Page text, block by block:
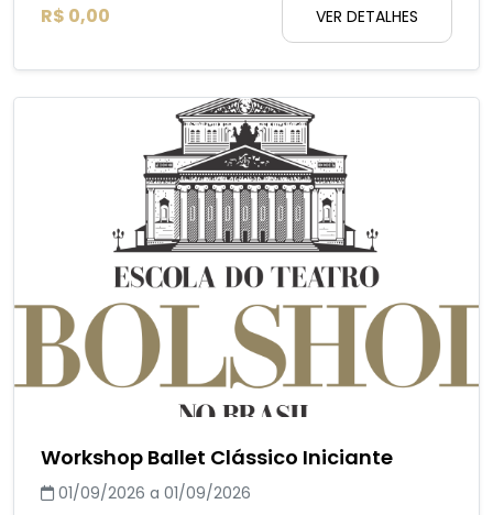
R$ 0,00 VER DETALHES
Workshop Ballet Clássico Iniciante
01/09/2026 a 01/09/2026